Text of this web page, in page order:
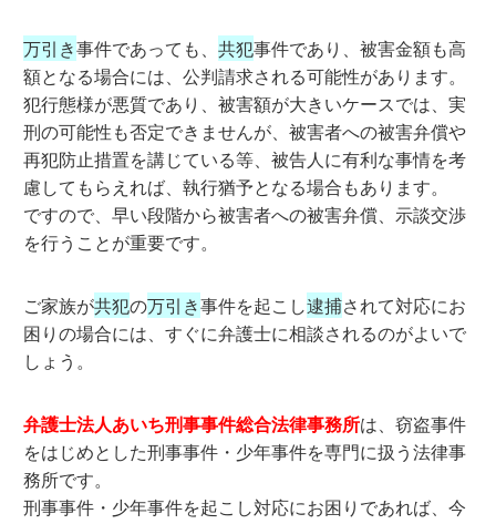
万引き事件であっても、共犯事件であり、被害金額も高
額となる場合には、公判請求される可能性があります。
犯行態様が悪質であり、被害額が大きいケースでは、実
刑の可能性も否定できませんが、被害者への被害弁償や
再犯防止措置を講じている等、被告人に有利な事情を考
慮してもらえれば、執行猶予となる場合もあります。
ですので、早い段階から被害者への被害弁償、示談交渉
を行うことが重要です。
ご家族が共犯の万引き事件を起こし逮捕されて対応にお
困りの場合には、すぐに弁護士に相談されるのがよいで
しょう。
弁護士法人あいち刑事事件総合法律事務所は、窃盗事件
をはじめとした刑事事件・少年事件を専門に扱う法律事
務所です。
刑事事件・少年事件を起こし対応にお困りであれば、今